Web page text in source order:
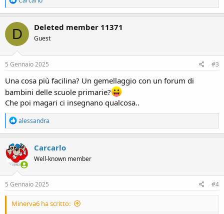
e
a
c
t
i
o
n
s
D Deleted member 11371
Guest
5 Gennaio 2025 #3
Una cosa più facilina? Un gemellaggio con un forum di
bambini delle scuole primarie?
Che poi magari ci insegnano qualcosa..
R
e
a
c
t
i
o
n
s
alessandra
Carcarlo
Well-known member
5 Gennaio 2025 #4
Minerva6 ha scritto: